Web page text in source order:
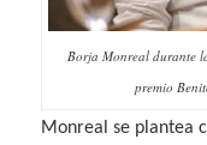
Borja Monreal durante
premio
Monreal se plantea